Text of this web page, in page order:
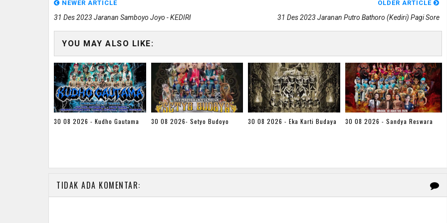
NEWER ARTICLE
31 Des 2023 Jaranan Samboyo Joyo - KEDIRI
OLDER ARTICLE
31 Des 2023 Jaranan Putro Bathoro (kediri) Pagi Sore
YOU MAY ALSO LIKE:
30 08 2026 - Kudho Gautama 30 08 2026- Setyo Budoyo 30 08 2026 - Eka Karti Budaya 30 08 2026 - Sandya Reswara
TIDAK ADA KOMENTAR: